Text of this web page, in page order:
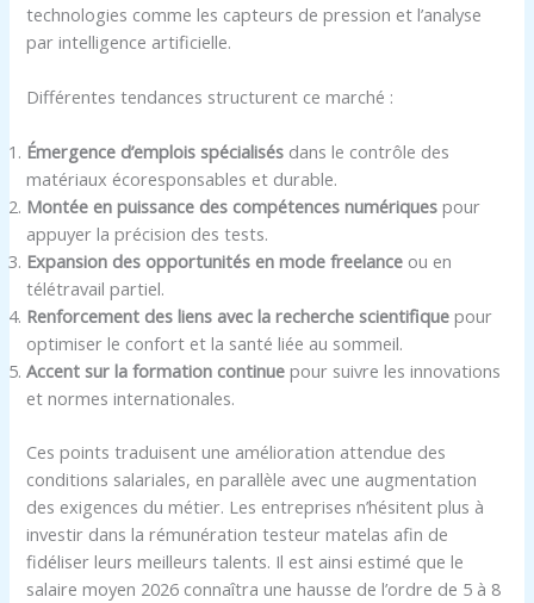
technologies comme les capteurs de pression et l’analyse
par intelligence artificielle.
Différentes tendances structurent ce marché :
Émergence d’emplois spécialisés dans le contrôle des
matériaux écoresponsables et durable.
Montée en puissance des compétences numériques pour
appuyer la précision des tests.
Expansion des opportunités en mode freelance ou en
télétravail partiel.
Renforcement des liens avec la recherche scientifique pour
optimiser le confort et la santé liée au sommeil.
Accent sur la formation continue pour suivre les innovations
et normes internationales.
Ces points traduisent une amélioration attendue des
conditions salariales, en parallèle avec une augmentation
des exigences du métier. Les entreprises n’hésitent plus à
investir dans la rémunération testeur matelas afin de
fidéliser leurs meilleurs talents. Il est ainsi estimé que le
salaire moyen 2026 connaîtra une hausse de l’ordre de 5 à 8